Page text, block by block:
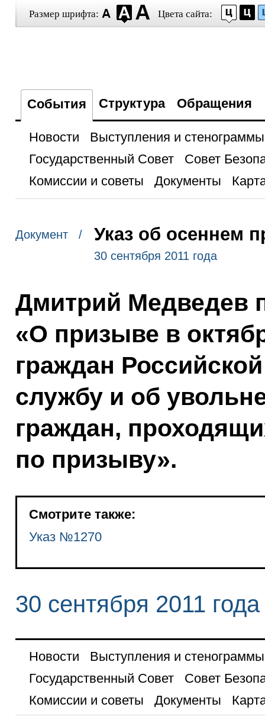
Размер шрифта: Цвета сайта:
События Структура Обращения
Новости
Выступления и стенограммы
Государственный Совет
Совет
Комиссии и советы
Документы
Документ / Указ об осеннем
30 сентября 2011 года
Дмитрий Медведев
«О призыве в
граждан
службу и об
граждан,
по призыву».
Смотрите также:
Указ №1270
30 сентября 2011 года
Новости
Выступления и стенограммы
Государственный Совет
Совет
Комиссии и советы
Документы